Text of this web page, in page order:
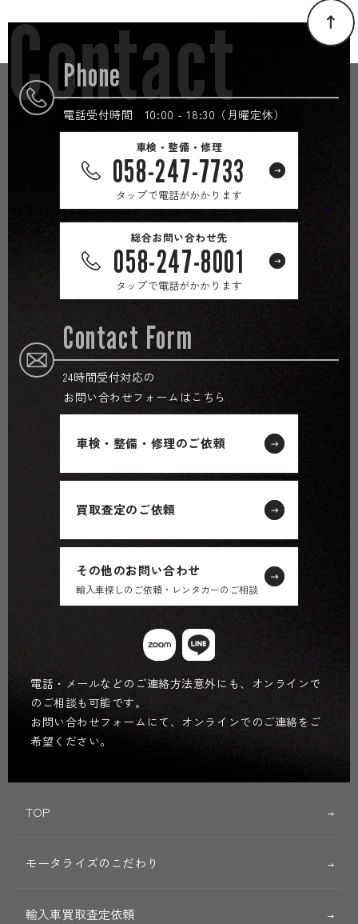
Phone
電話受付時間 10:00 - 18:30（月曜定休）
車検・整備・修理
058-247-7733
タップで電話がかかります
総合お問い合わせ先
058-247-8001
タップで電話がかかります
Contact Form
24時間受付対応の
お問い合わせフォームはこちら
車検・整備・修理のご依頼
買取査定のご依頼
その他のお問い合わせ
輸入車探しのご依頼・レンタカーのご相談
電話・メールなどのご連絡方法意外にも、オンラインで
のご相談も可能です。
お問い合わせフォームにて、オンラインでのご連絡をご
希望ください。
Contact
TOP
モータライズのこだわり
輸入車買取査定依頼